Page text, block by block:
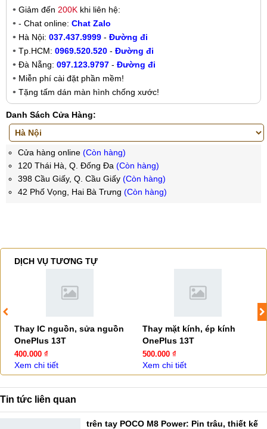
Giảm đến 200K khi liên hệ:
- Chat online: Chat Zalo
Hà Nội: 037.437.9999 - Đường đi
Tp.HCM: 0969.520.520 - Đường đi
Đà Nẵng: 097.123.9797 - Đường đi
Miễn phí cài đặt phần mềm!
Tặng tấm dán màn hình chống xước!
Danh Sách Cửa Hàng:
Cửa hàng online (Còn hàng)
120 Thái Hà, Q. Đống Đa (Còn hàng)
398 Cầu Giấy, Q. Cầu Giấy (Còn hàng)
42 Phố Vọng, Hai Bà Trưng (Còn hàng)
DỊCH VỤ TƯƠNG TỰ
Thay IC nguồn, sửa nguồn
OnePlus 13T
400.000 ₫
Xem chi tiết
Thay mặt kính, ép kính
OnePlus 13T
500.000 ₫
Xem chi tiết
Tin tức liên quan
trên tay POCO M8 Power: Pin trâu, thiết kế